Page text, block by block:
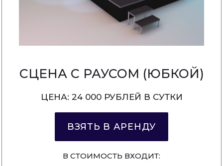
СЦЕНА С РАУСОМ (ЮБКОЙ)
ЦЕНА: 24 000 РУБЛЕЙ В СУТКИ
ВЗЯТЬ В АРЕНДУ
В СТОИМОСТЬ ВХОДИТ: